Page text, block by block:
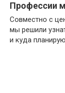
Профессии
Совместно с
мы решили
и куда